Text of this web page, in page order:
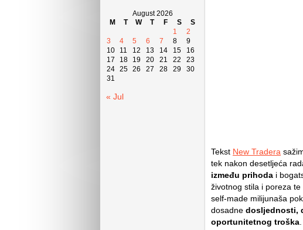
August 2026
M
T W T F S
S
1
2
3
4 5 6 7 8
9
10
11 12 13 14 15
16
17
18 19 20 21 22
23
24 25 26 27 28 29
30
31
« Jul
Tekst New Tradera
tek nakon desetljeća
između prihoda i
životnog stila i poreza
self-made milijunaša
dosadne dosljednosti,
oportunitetnog troška